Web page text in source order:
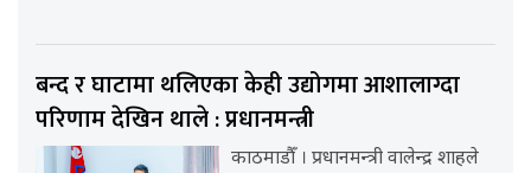
बन्द र घाटामा थलिएका केही उद्योगमा आशालाग्दा
परिणाम देखिन थाले : प्रधानमन्त्री
काठमाडौँ । प्रधानमन्त्री वालेन्द्र शाहले